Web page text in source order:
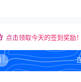
点击领取今天的签到奖励！